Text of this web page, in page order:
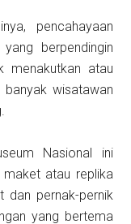
pencahayaan
berpendingin
menakutkan atau
banyak wisatawan
Nasional ini
maket atau replika
dan pernak-pernik
yang bertema